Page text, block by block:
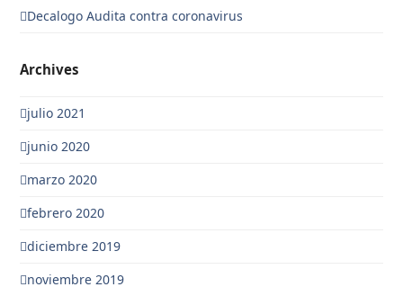
Decalogo Audita contra coronavirus
Archives
julio 2021
junio 2020
marzo 2020
febrero 2020
diciembre 2019
noviembre 2019